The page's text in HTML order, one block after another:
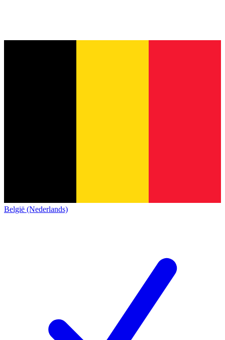
België (Nederlands)